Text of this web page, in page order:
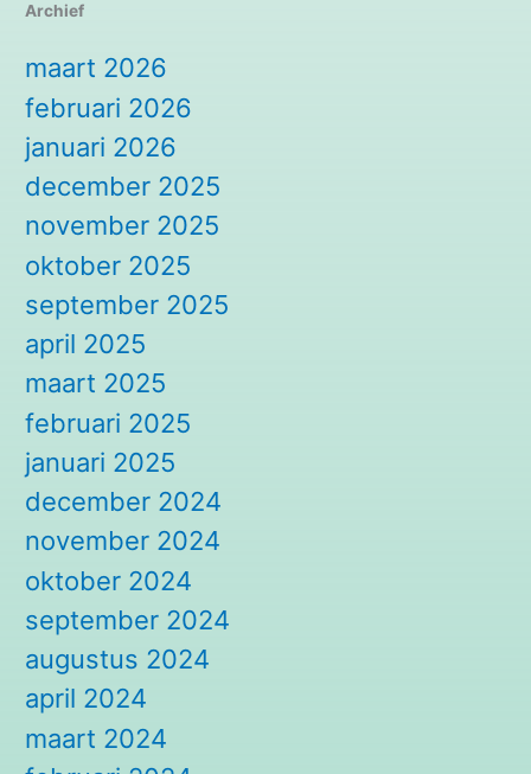
Archief
maart 2026
februari 2026
januari 2026
december 2025
november 2025
oktober 2025
september 2025
april 2025
maart 2025
februari 2025
januari 2025
december 2024
november 2024
oktober 2024
september 2024
augustus 2024
april 2024
maart 2024